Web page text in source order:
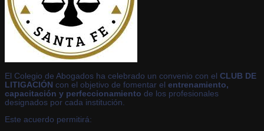
El Colegio de Abogados ha celebrado un convenio con el CLUB DE
LITIGACIÓN con el objetivo de fomentar el entrenamiento,
capacitación y perfeccionamiento de los profesionales
designados por cada institución.
Este acuerdo permitirá: